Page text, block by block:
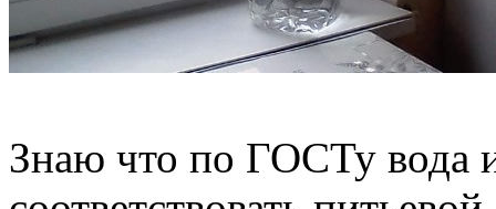
Знаю что по ГОСТу вода